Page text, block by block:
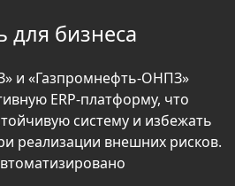
для бизнеса
и «Газпромнефть-ОНПЗ»
ERP-платформу, что
систему и избежать
реализации внешних рисков.